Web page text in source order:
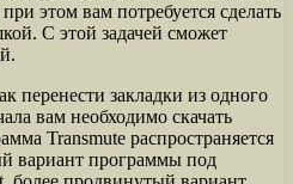
этом вам потребуется сделать
С этой задачей сможет
перенести закладки из одного
вам необходимо скачать
Transmute распространяется
вариант программы под